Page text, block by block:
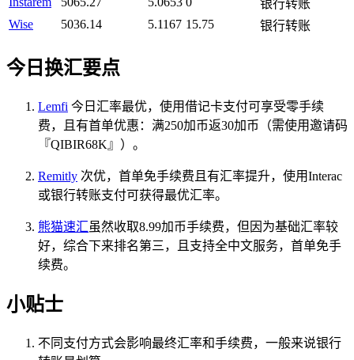
银行转账
Wise
5036.14 5.1167 15.75 银行转账
今日换汇要点
Lemfi 今日汇率最优，使用借记卡支付可享受零手续
费，且有首单优惠：满250加币返30加币（需使用邀请码
『QIBIR68K』）。
Remitly 次优，首单免手续费且有汇率提升，使用Interac
或银行转账支付可获得最优汇率。
熊猫速汇虽然收取8.99加币手续费，但因为基础汇率较
好，综合下来排名第三，且支持全中文服务，首单免手
续费。
小贴士
不同支付方式会影响最终汇率和手续费，一般来说银行